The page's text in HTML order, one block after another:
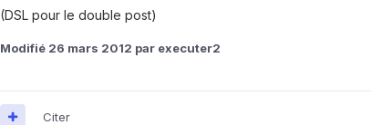
(DSL pour le double post)
Modifié 26 mars 2012 par executer2
Citer